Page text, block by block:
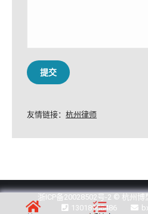
提交
友情链接： 杭州律师
浙ICP备20028502号-2 © 杭州博
13018908486